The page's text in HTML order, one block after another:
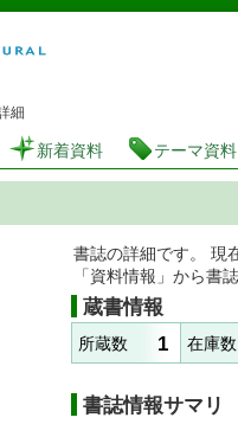
図書館 蔵書
細
新着資料 テーマ資料
書誌の詳細です。 現
「資料情報」から書
蔵書情報
所蔵数 1 在庫数
書誌情報サマリ